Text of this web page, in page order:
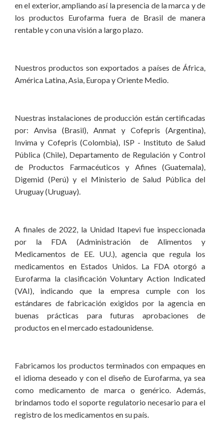
en el exterior, ampliando así la presencia de la marca y de
los productos Eurofarma fuera de Brasil de manera
rentable y con una visión a largo plazo.
Nuestros productos son exportados a países de África,
América Latina, Asia, Europa y Oriente Medio.
Nuestras instalaciones de producción están certificadas
por: Anvisa (Brasil), Anmat y Cofepris (Argentina),
Invima y Cofepris (Colombia), ISP - Instituto de Salud
Pública (Chile), Departamento de Regulación y Control
de Productos Farmacéuticos y Afines (Guatemala),
Digemid (Perú) y el Ministerio de Salud Pública del
Uruguay (Uruguay).
A finales de 2022, la Unidad Itapevi fue inspeccionada
por la FDA (Administración de Alimentos y
Medicamentos de EE. UU.), agencia que regula los
medicamentos en Estados Unidos. La FDA otorgó a
Eurofarma la clasificación Voluntary Action Indicated
(VAI), indicando que la empresa cumple con los
estándares de fabricación exigidos por la agencia en
buenas prácticas para futuras aprobaciones de
productos en el mercado estadounidense.
Fabricamos los productos terminados con empaques en
el idioma deseado y con el diseño de Eurofarma, ya sea
como medicamento de marca o genérico. Además,
brindamos todo el soporte regulatorio necesario para el
registro de los medicamentos en su país.